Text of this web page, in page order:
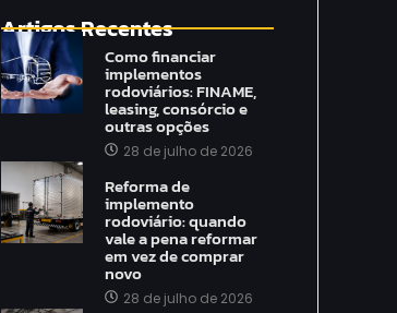
Artigos Recentes
Como financiar
implementos
rodoviários: FINAME,
leasing, consórcio e
outras opções
28 de julho de 2026
Reforma de
implemento
rodoviário: quando
vale a pena reformar
em vez de comprar
novo
28 de julho de 2026